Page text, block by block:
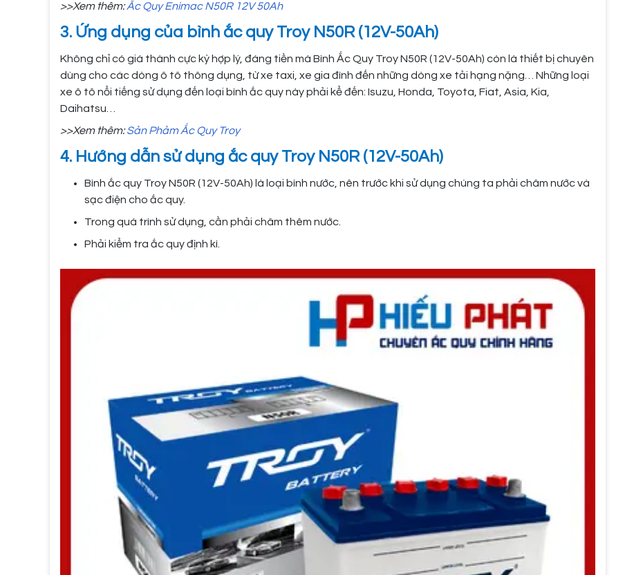
>>Xem thêm:Ắc Quy Enimac N50R 12V 50Ah
3. Ứng dụng của bình ắc quy Troy N50R (12V-50Ah)
Không chỉ có giá thành cực kỳ hợp lý, đáng tiền mà Bình Ắc Quy Troy N50R (12V-50Ah) còn là thiết bị chuyên
dùng cho các dòng ô tô thông dụng, từ xe taxi, xe gia đình đến những dòng xe tải hạng nặng… Những loại
xe ô tô nổi tiếng sử dụng đến loại bình ắc quy này phải kể đến: Isuzu, Honda, Toyota, Fiat, Asia, Kia,
Daihatsu…
>>Xem thêm:Sản Phảm Ắc Quy Troy
4. Hướng dẫn sử dụng ắc quy Troy N50R (12V-50Ah)
Bình ắc quy Troy N50R (12V-50Ah) là loại bình nước, nên trước khi sử dụng chúng ta phải châm nước và
sạc điện cho ắc quy.
Trong quá trình sử dụng, cần phải châm thêm nước.
Phải kiểm tra ắc quy định kì.